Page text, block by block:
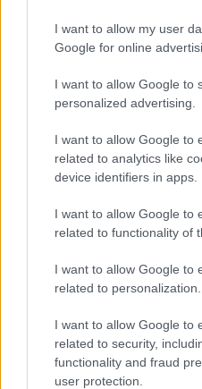
I want to allow my user
Google for online
I want to allow Google to
personalized advertising.
I want to allow Google to
related to analytics like
device identifiers in apps.
I want to allow Google to
related to functionality of
I want to allow Google to
related to personalization.
I want to allow Google to
related to security,
functionality and fraud
user protection.
Leo945
17 éve
17 éve
: vihar előtti:D
Leo945
17 éve
:D csak nem :)